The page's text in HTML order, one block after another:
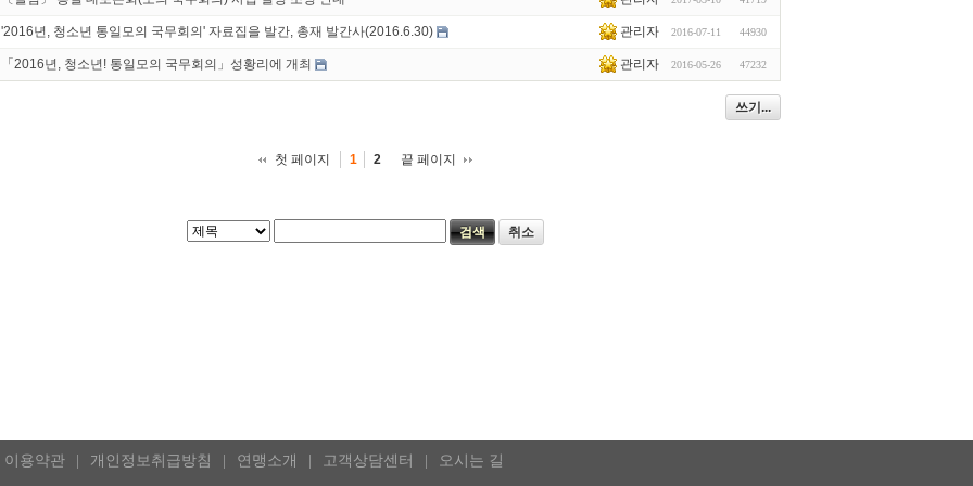
'2016년, 청소년 통일모의 국무회의' 자료집을 발간, 총재 발간사(2016.6.30) 관리자 2016-07-11 44930
「2016년, 청소년! 통일모의 국무회의」성황리에 개최 관리자 2016-05-26 47232
쓰기...
첫 페이지 1 2 끝 페이지
취소
이용약관 개인정보취급방침 연맹소개 고객상담센터 오시는 길